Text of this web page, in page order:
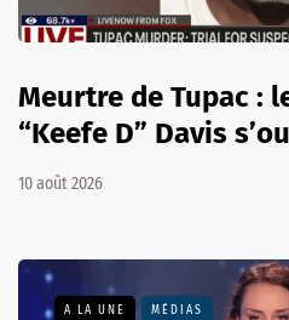
Meurtre de Tupac :
“Keefe D” Davis
10 août 2026
A LA UNE MÉDIAS